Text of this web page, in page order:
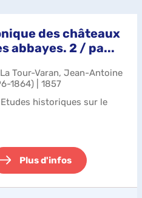
des châteaux
abbayes. 2 / pa...
Tour-Varan, Jean-Antoine
1864) | 1857
Etudes historiques sur le
Plus d'infos